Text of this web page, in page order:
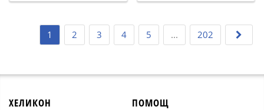
1 2 3 4 5 ... 202
ХЕЛИКОН ПОМОЩ